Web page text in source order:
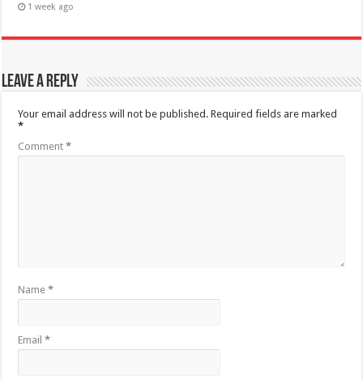
1 week ago
Leave a Reply
Your email address will not be published. Required fields are marked
*
Comment*
Name*
Email*